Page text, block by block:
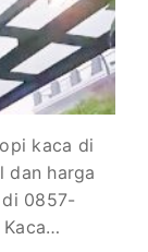
kaca di
dan harga
di 0857-
Kaca…